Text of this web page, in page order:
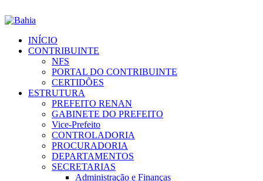
INÍCIO
CONTRIBUINTE
NFS
PORTAL DO CONTRIBUINTE
CERTIDÕES
ESTRUTURA
PREFEITO RENAN
GABINETE DO PREFEITO
Vice-Prefeito
CONTROLADORIA
PROCURADORIA
DEPARTAMENTOS
SECRETARIAS
Administração e Finanças